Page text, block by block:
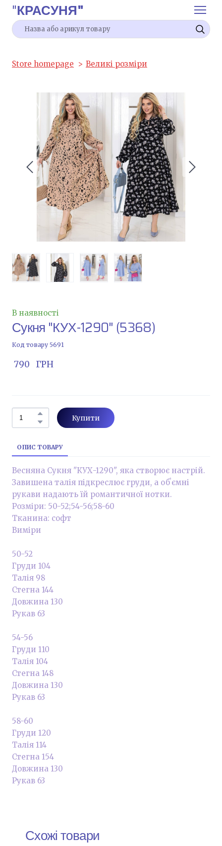
"КРАСУНЯ"
Store homepage Великі розміри
В наявності
Сукня "КУХ-1290" (5368)
Код товару 5691
790   ГРН
Купити
ОПИС ТОВАРУ
Весняна Сукня "КУХ-1290", яка створює настрій.
Завишена талія підкреслює груди, а обʼємні
рукави надають їй романтичної нотки.
Розміри: 50-52;54-56;58-60
Тканина: софт
Виміри
50-52
Груди 104
Талія 98
Стегна 144
Довжина 130
Рукав 63
54-56
Груди 110
Талія 104
Стегна 148
Довжина 130
Рукав 63
58-60
Груди 120
Талія 114
Стегна 154
Довжина 130
Рукав 63
Схожі товари